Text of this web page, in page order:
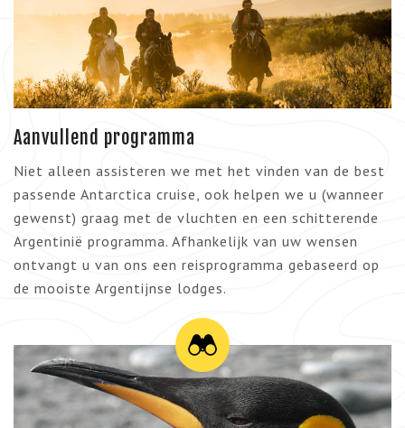
Aanvullend programma
Niet alleen assisteren we met het vinden van de best
passende Antarctica cruise, ook helpen we u (wanneer
gewenst) graag met de vluchten en een schitterende
Argentinië programma. Afhankelijk van uw wensen
ontvangt u van ons een reisprogramma gebaseerd op
de mooiste Argentijnse lodges.